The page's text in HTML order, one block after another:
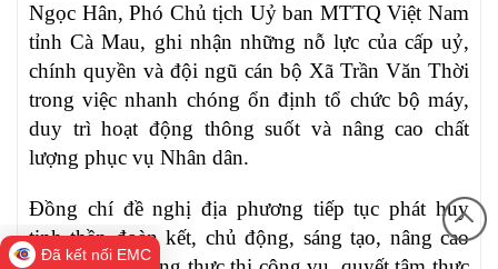
Ngọc Hân, Phó Chủ tịch Uỷ ban MTTQ Việt Nam
tỉnh Cà Mau, ghi nhận những nỗ lực của cấp uỷ,
chính quyền và đội ngũ cán bộ Xã Trần Văn Thời
trong việc nhanh chóng ổn định tổ chức bộ máy,
duy trì hoạt động thông suốt và nâng cao chất
lượng phục vụ Nhân dân.
Đồng chí đề nghị địa phương tiếp tục phát huy
tinh thần đoàn kết, chủ động, sáng tạo, nâng cao
Đã kết nối EMC